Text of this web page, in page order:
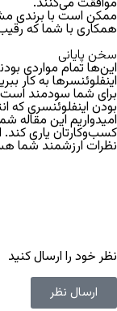
ممکن است با برندی
همکاری با شما که
سخن پایانی
این‌ها تمام مواردی
اینفلوئنسرها به کار
برای شما سودمند
بودن اینفلوئنسری که
امیدواریم این مقاله
کسب‌وکارتان یاری کند.
نظرات ارزشمند شما
نظر خود را ارسال کنید
ارسال نظر